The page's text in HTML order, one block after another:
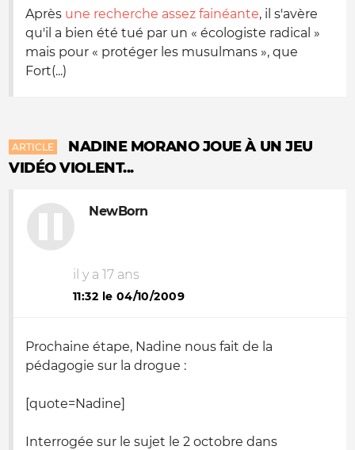
Après une recherche assez fainéante, il s'avère
qu'il a bien été tué par un « écologiste radical »
mais pour « protéger les musulmans », que
Fort(...)
ARTICLE
NADINE MORANO JOUE À UN JEU
VIDÉO VIOLENT...
NewBorn
il y a 17 ans
11:32 le 04/10/2009
Prochaine étape, Nadine nous fait de la
pédagogie sur la drogue :
[quote=Nadine]
Interrogée sur le sujet le 2 octobre dans